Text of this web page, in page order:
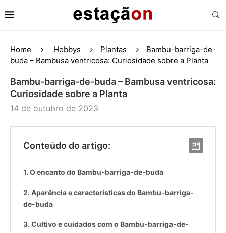
Home Hobbys Plantas
Bambu-barriga-de-
buda – Bambusa ventricosa: Curiosidade sobre a Planta
Bambu-barriga-de-buda – Bambusa ventricosa:
Curiosidade sobre a Planta
14 de outubro de 2023
Conteúdo do artigo:
O encanto do Bambu-barriga-de-buda
Aparência e características do Bambu-barriga-
de-buda
Cultivo e cuidados com o Bambu-barriga-de-